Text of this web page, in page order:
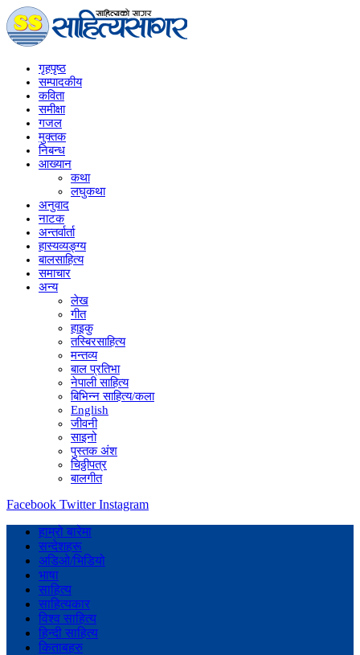
गृहपृष्‍ठ
सम्पादकीय
कविता
समीक्षा
गजल
मुक्तक
निबन्ध
आख्यान
कथा
लघुकथा
अनुवाद
नाटक
अन्तर्वार्ता
हास्यव्यङ्ग्य
बालसाहित्य
समाचार
अन्य
लेख
गीत
हाइकु
तस्बिरसाहित्य
मन्तव्य
बाल प्रतिभा
नेपाली साहित्य
बिभिन्न साहित्य/कला
English
जीवनी
साइनो
पुस्तक अंश
चिठ्ठीपत्र
बालगीत
Facebook Twitter Instagram
हाम्रो बारेमा
सन्देशहरू
अडिओ/भिडियो
भाषा
साहित्य
साहित्यकार
विश्व साहित्य
हिन्दी साहित्य
किताबहरु